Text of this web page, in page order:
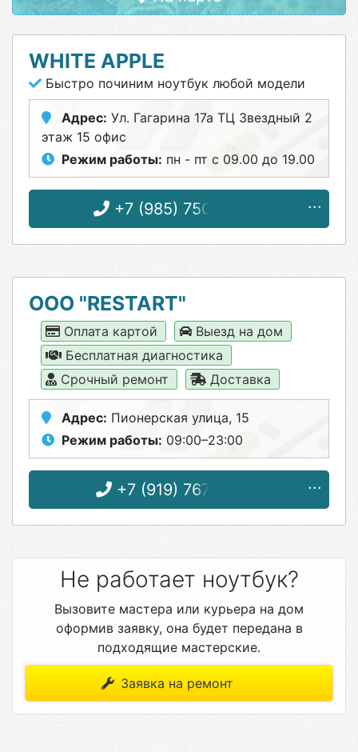
WHITE APPLE
Быстро починим ноутбук любой модели
Адрес: Ул. Гагарина 17а ТЦ Звездный 2
этаж 15 офис
Режим работы: пн - пт с 09.00 до 19.00
+7 (985) 750-30-28
ООО "RESTART"
Оплата картой
Выезд на дом
Бесплатная диагностика
Срочный ремонт
Доставка
Адрес: Пионерская улица, 15
Режим работы: 09:00–23:00
+7 (919) 767-96-56
Не работает ноутбук?
Вызовите мастера или курьера на дом
оформив заявку, она будет передана в
подходящие мастерские.
Заявка на ремонт